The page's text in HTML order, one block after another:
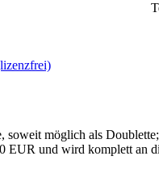
soweit möglich als
EUR und wird komplett an